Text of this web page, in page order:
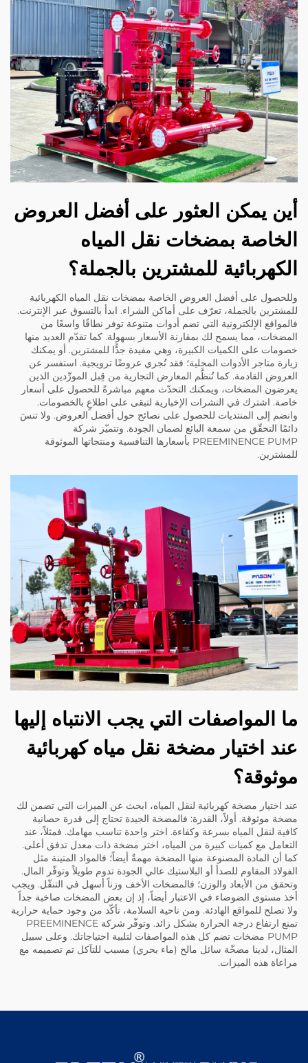
أين يمكن العثور على أفضل العروض
الخاصة بمضخات نقل المياه
الكهربائية للمشترين بالجملة؟
وللحصول على أفضل العروض الخاصة بمضخات نقل المياه الكهربائية
للمشترين بالجملة، تعرّف على أماكن الشراء. ابدأ بالتسوق عبر الإنترنت.
فالمواقع الإلكترونية التي تضم أدوات متنوعة توفر نطاقًا واسعًا من
المضخات، مما يسمح لك بمقارنة الأسعار بسهولة. كما تقدّم العديد منها
خصومات على الكميات الكبيرة، وهي مفيدة جدًّا للمشترين. أو يمكنك
زيارة متاجر الأدوات المحلية؛ فقد تُجري عروضًا ترويجية. استفسر عن
العروض القادمة. كما تُنظَّم المعارض التجارية من قِبل المورِّدين الذين
يعرضون المضخات، ويمكنك التحدّث معهم مباشرةً للحصول على أسعار
خاصة. اشترك في النشرات الإخبارية لتبقى على اطلاعٍ بالخصومات.
وانضم إلى المنتديات للحصول على نصائح حول أفضل العروض. ولا تنسَ
دائمًا التحقّق من سمعة البائع لضمان الجودة. وتتميّز شركة
PREEMINENCE PUMP بأسعارها التنافسية ومنتجاتها الموثوقة
للمشترين.
ما المواصفات التي يجب الانتباه إليها
عند اختيار مضخة نقل مياه كهربائية
موثوقة؟
عند اختيار مضخة كهربائية لنقل المياه، ابحث عن الميزات التي تضمن لك
مضخة موثوقة. أولاً، القدرة: فالمضخة الجيدة تحتاج إلى قدرة حصانية
كافية لنقل المياه بسرعة وكفاءة. اختر واحدة تناسب مهامك. فمثلاً، عند
التعامل مع كميات كبيرة من المياه، اختر مضخة ذات معدل تدفق أعلى.
كما أن المادة المصنوعة منها المضخة مهمةٌ أيضاً؛ فالمواد المتينة مثل
الفولاذ المقاوم للصدأ أو البلاستيك عالي الجودة تدوم طويلاً وتوفّر المال.
وتحقق من الأبعاد والوزن؛ فالمضخات الأخف وزناً أسهل في التنقّل. ويجب
أخذ مستوى الضوضاء في الاعتبار أيضاً، إذ إن بعض المضخات صاخبة جداً
ولا تصلح للمواقع الهادئة. ومن ناحية السلامة، تأكّد من وجود حماية حرارية
تمنع ارتفاع درجة الحرارة بشكل زائد. وتوفّر شركة PREEMINENCE
PUMP مضخات تضم كل هذه المواصفات لتلبية احتياجاتك. وعلى سبيل
المثال، لدينا مضخّة سائل مالح (ماء بحري) مسبب للتآكل تم تصميمه مع
مراعاة هذه الميزات.